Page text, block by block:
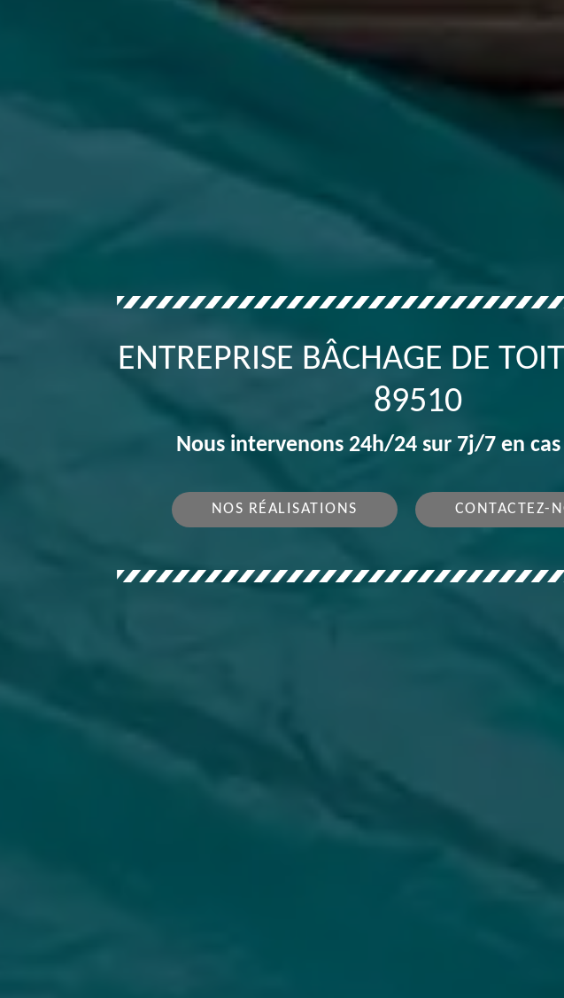
ENTREPRISE BÂCHAGE DE
89510
Nous intervenons 24h/24 sur 7j/7 en
NOS RÉALISATIONS CONTACTEZ-